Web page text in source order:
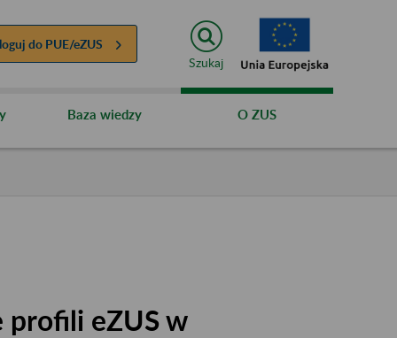
do PUE/eZUS
Szukaj
Baza wiedzy O ZUS
profili eZUS w